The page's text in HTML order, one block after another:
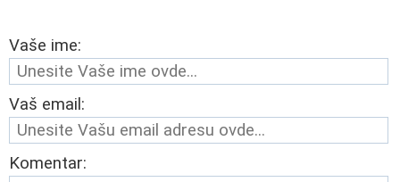
Vaše ime:
Vaš email:
Komentar: